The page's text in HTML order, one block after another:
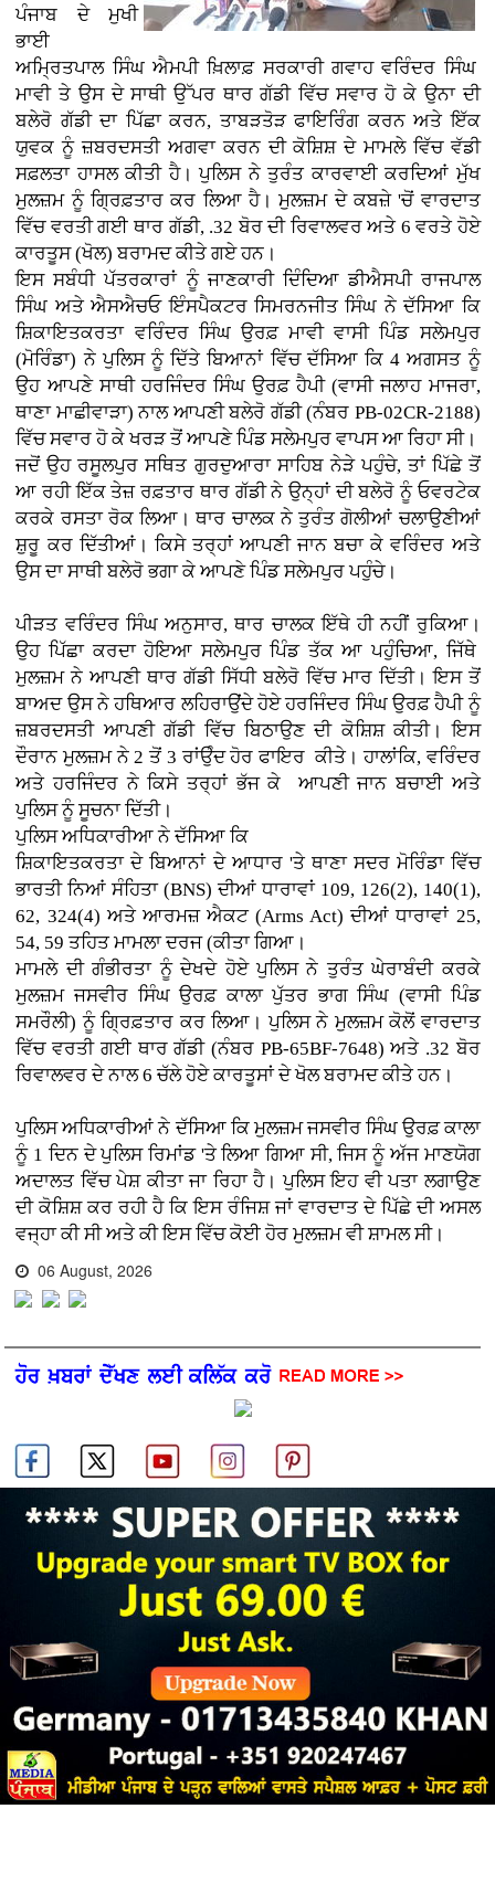
ਪੰਜਾਬ ਦੇ ਮੁਖੀ
ਭਾਈ
ਅਮ੍ਰਿਤਪਾਲ ਸਿੰਘ ਐਮਪੀ ਖ਼ਿਲਾਫ਼ ਸਰਕਾਰੀ ਗਵਾਹ ਵਰਿੰਦਰ ਸਿੰਘ
ਮਾਵੀ ਤੇ ਉਸ ਦੇ ਸਾਥੀ ਉੱਪਰ ਥਾਰ ਗੱਡੀ ਵਿੱਚ ਸਵਾਰ ਹੋ ਕੇ ਉਨਾ ਦੀ
ਬਲੇਰੋ ਗੱਡੀ ਦਾ ਪਿੱਛਾ ਕਰਨ, ਤਾਬੜਤੋੜ ਫਾਇਰਿੰਗ ਕਰਨ ਅਤੇ ਇੱਕ
ਯੁਵਕ ਨੂੰ ਜ਼ਬਰਦਸਤੀ ਅਗਵਾ ਕਰਨ ਦੀ ਕੋਸ਼ਿਸ਼ ਦੇ ਮਾਮਲੇ ਵਿੱਚ ਵੱਡੀ
ਸਫ਼ਲਤਾ ਹਾਸਲ ਕੀਤੀ ਹੈ। ਪੁਲਿਸ ਨੇ ਤੁਰੰਤ ਕਾਰਵਾਈ ਕਰਦਿਆਂ ਮੁੱਖ
ਮੁਲਜ਼ਮ ਨੂੰ ਗ੍ਰਿਫ਼ਤਾਰ ਕਰ ਲਿਆ ਹੈ। ਮੁਲਜ਼ਮ ਦੇ ਕਬਜ਼ੇ 'ਚੋਂ ਵਾਰਦਾਤ
ਵਿੱਚ ਵਰਤੀ ਗਈ ਥਾਰ ਗੱਡੀ, .32 ਬੋਰ ਦੀ ਰਿਵਾਲਵਰ ਅਤੇ 6 ਵਰਤੇ ਹੋਏ
ਕਾਰਤੂਸ (ਖੋਲ) ਬਰਾਮਦ ਕੀਤੇ ਗਏ ਹਨ।
ਇਸ ਸਬੰਧੀ ਪੱਤਰਕਾਰਾਂ ਨੂੰ ਜਾਣਕਾਰੀ ਦਿੰਦਿਆ ਡੀਐਸਪੀ ਰਾਜਪਾਲ
ਸਿੰਘ ਅਤੇ ਐਸਐਚਓ ਇੰਸਪੈਕਟਰ ਸਿਮਰਨਜੀਤ ਸਿੰਘ ਨੇ ਦੱਸਿਆ ਕਿ
ਸ਼ਿਕਾਇਤਕਰਤਾ ਵਰਿੰਦਰ ਸਿੰਘ ਉਰਫ਼ ਮਾਵੀ ਵਾਸੀ ਪਿੰਡ ਸਲੇਮਪੁਰ
(ਮੋਰਿੰਡਾ) ਨੇ ਪੁਲਿਸ ਨੂੰ ਦਿੱਤੇ ਬਿਆਨਾਂ ਵਿੱਚ ਦੱਸਿਆ ਕਿ 4 ਅਗਸਤ ਨੂੰ
ਉਹ ਆਪਣੇ ਸਾਥੀ ਹਰਜਿੰਦਰ ਸਿੰਘ ਉਰਫ਼ ਹੈਪੀ (ਵਾਸੀ ਜਲਾਹ ਮਾਜਰਾ,
ਥਾਣਾ ਮਾਛੀਵਾੜਾ) ਨਾਲ ਆਪਣੀ ਬਲੇਰੋ ਗੱਡੀ (ਨੰਬਰ PB-02CR-2188)
ਵਿੱਚ ਸਵਾਰ ਹੋ ਕੇ ਖਰੜ ਤੋਂ ਆਪਣੇ ਪਿੰਡ ਸਲੇਮਪੁਰ ਵਾਪਸ ਆ ਰਿਹਾ ਸੀ।
ਜਦੋਂ ਉਹ ਰਸੂਲਪੁਰ ਸਥਿਤ ਗੁਰਦੁਆਰਾ ਸਾਹਿਬ ਨੇੜੇ ਪਹੁੰਚੇ, ਤਾਂ ਪਿੱਛੇ ਤੋਂ
ਆ ਰਹੀ ਇੱਕ ਤੇਜ਼ ਰਫ਼ਤਾਰ ਥਾਰ ਗੱਡੀ ਨੇ ਉਨ੍ਹਾਂ ਦੀ ਬਲੇਰੋ ਨੂੰ ਓਵਰਟੇਕ
ਕਰਕੇ ਰਸਤਾ ਰੋਕ ਲਿਆ। ਥਾਰ ਚਾਲਕ ਨੇ ਤੁਰੰਤ ਗੋਲੀਆਂ ਚਲਾਉਣੀਆਂ
ਸ਼ੁਰੂ ਕਰ ਦਿੱਤੀਆਂ। ਕਿਸੇ ਤਰ੍ਹਾਂ ਆਪਣੀ ਜਾਨ ਬਚਾ ਕੇ ਵਰਿੰਦਰ ਅਤੇ
ਉਸ ਦਾ ਸਾਥੀ ਬਲੇਰੋ ਭਗਾ ਕੇ ਆਪਣੇ ਪਿੰਡ ਸਲੇਮਪੁਰ ਪਹੁੰਚੇ।
ਪੀੜਤ ਵਰਿੰਦਰ ਸਿੰਘ ਅਨੁਸਾਰ, ਥਾਰ ਚਾਲਕ ਇੱਥੇ ਹੀ ਨਹੀਂ ਰੁਕਿਆ।
ਉਹ ਪਿੱਛਾ ਕਰਦਾ ਹੋਇਆ ਸਲੇਮਪੁਰ ਪਿੰਡ ਤੱਕ ਆ ਪਹੁੰਚਿਆ, ਜਿੱਥੇ
ਮੁਲਜ਼ਮ ਨੇ ਆਪਣੀ ਥਾਰ ਗੱਡੀ ਸਿੱਧੀ ਬਲੇਰੋ ਵਿੱਚ ਮਾਰ ਦਿੱਤੀ। ਇਸ ਤੋਂ
ਬਾਅਦ ਉਸ ਨੇ ਹਥਿਆਰ ਲਹਿਰਾਉਂਦੇ ਹੋਏ ਹਰਜਿੰਦਰ ਸਿੰਘ ਉਰਫ਼ ਹੈਪੀ ਨੂੰ
ਜ਼ਬਰਦਸਤੀ ਆਪਣੀ ਗੱਡੀ ਵਿੱਚ ਬਿਠਾਉਣ ਦੀ ਕੋਸ਼ਿਸ਼ ਕੀਤੀ। ਇਸ
ਦੌਰਾਨ ਮੁਲਜ਼ਮ ਨੇ 2 ਤੋਂ 3 ਰਾਂਉੰਦ ਹੋਰ ਫਾਇਰ ਕੀਤੇ। ਹਾਲਾਂਕਿ, ਵਰਿੰਦਰ
ਅਤੇ ਹਰਜਿੰਦਰ ਨੇ ਕਿਸੇ ਤਰ੍ਹਾਂ ਭੱਜ ਕੇ ਆਪਣੀ ਜਾਨ ਬਚਾਈ ਅਤੇ
ਪੁਲਿਸ ਨੂੰ ਸੂਚਨਾ ਦਿੱਤੀ।
ਪੁਲਿਸ ਅਧਿਕਾਰੀਆ ਨੇ ਦੱਸਿਆ ਕਿ
ਸ਼ਿਕਾਇਤਕਰਤਾ ਦੇ ਬਿਆਨਾਂ ਦੇ ਆਧਾਰ 'ਤੇ ਥਾਣਾ ਸਦਰ ਮੋਰਿੰਡਾ ਵਿੱਚ
ਭਾਰਤੀ ਨਿਆਂ ਸੰਹਿਤਾ (BNS) ਦੀਆਂ ਧਾਰਾਵਾਂ 109, 126(2), 140(1),
62, 324(4) ਅਤੇ ਆਰਮਜ਼ ਐਕਟ (Arms Act) ਦੀਆਂ ਧਾਰਾਵਾਂ 25,
54, 59 ਤਹਿਤ ਮਾਮਲਾ ਦਰਜ (ਕੀਤਾ ਗਿਆ।
ਮਾਮਲੇ ਦੀ ਗੰਭੀਰਤਾ ਨੂੰ ਦੇਖਦੇ ਹੋਏ ਪੁਲਿਸ ਨੇ ਤੁਰੰਤ ਘੇਰਾਬੰਦੀ ਕਰਕੇ
ਮੁਲਜ਼ਮ ਜਸਵੀਰ ਸਿੰਘ ਉਰਫ਼ ਕਾਲਾ ਪੁੱਤਰ ਭਾਗ ਸਿੰਘ (ਵਾਸੀ ਪਿੰਡ
ਸਮਰੌਲੀ) ਨੂੰ ਗ੍ਰਿਫ਼ਤਾਰ ਕਰ ਲਿਆ। ਪੁਲਿਸ ਨੇ ਮੁਲਜ਼ਮ ਕੋਲੋਂ ਵਾਰਦਾਤ
ਵਿੱਚ ਵਰਤੀ ਗਈ ਥਾਰ ਗੱਡੀ (ਨੰਬਰ PB-65BF-7648) ਅਤੇ .32 ਬੋਰ
ਰਿਵਾਲਵਰ ਦੇ ਨਾਲ 6 ਚੱਲੇ ਹੋਏ ਕਾਰਤੂਸਾਂ ਦੇ ਖੋਲ ਬਰਾਮਦ ਕੀਤੇ ਹਨ।
ਪੁਲਿਸ ਅਧਿਕਾਰੀਆਂ ਨੇ ਦੱਸਿਆ ਕਿ ਮੁਲਜ਼ਮ ਜਸਵੀਰ ਸਿੰਘ ਉਰਫ਼ ਕਾਲਾ
ਨੂੰ 1 ਦਿਨ ਦੇ ਪੁਲਿਸ ਰਿਮਾਂਡ 'ਤੇ ਲਿਆ ਗਿਆ ਸੀ, ਜਿਸ ਨੂੰ ਅੱਜ ਮਾਣਯੋਗ
ਅਦਾਲਤ ਵਿੱਚ ਪੇਸ਼ ਕੀਤਾ ਜਾ ਰਿਹਾ ਹੈ। ਪੁਲਿਸ ਇਹ ਵੀ ਪਤਾ ਲਗਾਉਣ
ਦੀ ਕੋਸ਼ਿਸ਼ ਕਰ ਰਹੀ ਹੈ ਕਿ ਇਸ ਰੰਜਿਸ਼ ਜਾਂ ਵਾਰਦਾਤ ਦੇ ਪਿੱਛੇ ਦੀ ਅਸਲ
ਵਜ੍ਹਾ ਕੀ ਸੀ ਅਤੇ ਕੀ ਇਸ ਵਿੱਚ ਕੋਈ ਹੋਰ ਮੁਲਜ਼ਮ ਵੀ ਸ਼ਾਮਲ ਸੀ।
06 August, 2026